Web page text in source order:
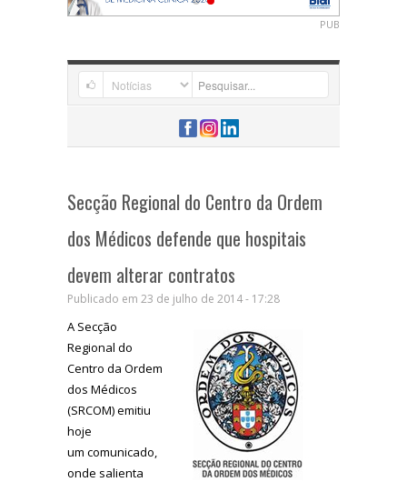
PUB
Secção Regional do Centro da Ordem
dos Médicos defende que hospitais
devem alterar contratos
Publicado em 23 de julho de 2014 - 17:28
A Secção
Regional do
Centro da Ordem
dos Médicos
(SRCOM) emitiu
hoje
um comunicado,
onde salienta